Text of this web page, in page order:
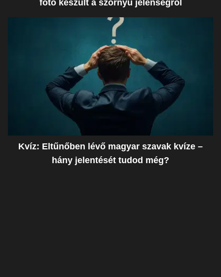
fotó készült a szörnyű jelenségről
Kvíz: Eltűnőben lévő magyar szavak kvíze –
hány jelentését tudod még?